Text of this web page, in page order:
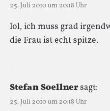
25. Juli 2010 um 20:18 Uhr
lol, ich muss grad
die Frau ist echt spitze.
Stefan Soellnersagt:
25. Juli 2010 um 20:18 Uhr